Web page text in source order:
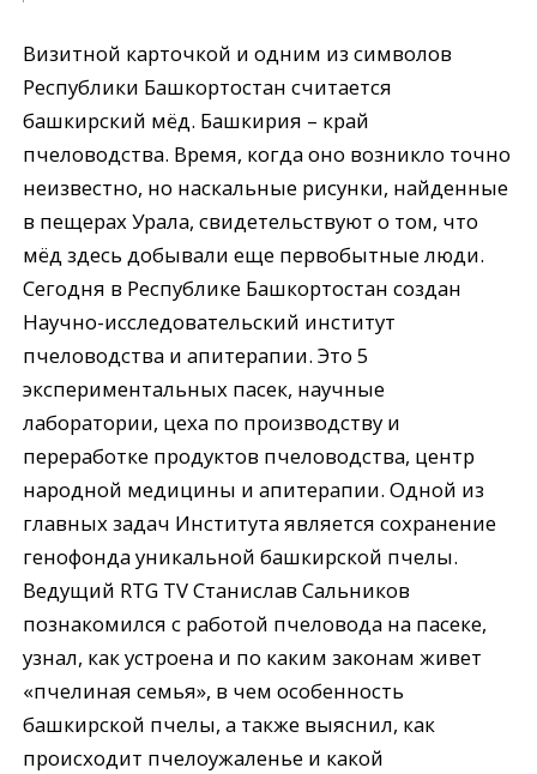
Визитной карточкой и одним из символов
Республики Башкортостан считается
башкирский мёд. Башкирия – край
пчеловодства. Время, когда оно возникло точно
неизвестно, но наскальные рисунки, найденные
в пещерах Урала, свидетельствуют о том, что
мёд здесь добывали еще первобытные люди.
Сегодня в Республике Башкортостан создан
Научно-исследовательский институт
пчеловодства и апитерапии. Это 5
экспериментальных пасек, научные
лаборатории, цеха по производству и
переработке продуктов пчеловодства, центр
народной медицины и апитерапии. Одной из
главных задач Института является сохранение
генофонда уникальной башкирской пчелы.
Ведущий RTG TV Станислав Сальников
познакомился с работой пчеловода на пасеке,
узнал, как устроена и по каким законам живет
«пчелиная семья», в чем особенность
башкирской пчелы, а также выяснил, как
происходит пчелоужаленье и какой